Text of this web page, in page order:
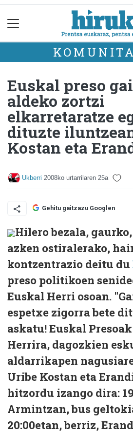
Euskal preso
aldeko zortzi
elkarretaratze
dituzte
Kostan eta
Ukberri 2008ko urtarrilaren 25a
Gehitu gaitzazu Googlen
Hilero bezala,
azken ostiralerako,
kontzentrazio deitu du
preso politikoen
Euskal Herri osoan.
espetxe zigorra bete
askatu! Euskal
Herrira, dagozkien
aldarrikapen
Uribe Kostan eta
hitzordu izango dira:
Armintzan, bus
20:00etan, berriz,